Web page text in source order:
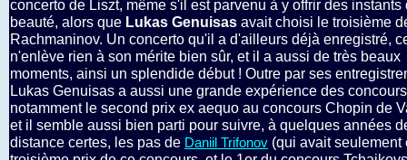
concerto de Liszt, même s'il est parvenu à y offrir des instants
beauté, alors que Lukas Genuisas avait choisi le troisième
Rachmaninov. Un concerto qu'il a d'ailleurs déjà enregistré,
n'enlève rien à son mérite bien sûr, et il a aussi de très beaux
moments, ainsi un splendide début ! Outre par ses
Lukas Genuisas a aussi une grande expérience des
notamment le second prix ex aequo au concours Chopin de
et il semble aussi bien parti pour suivre, à quelques années
distance certes, les pas de Daniil Trifonov (qui avait seulement